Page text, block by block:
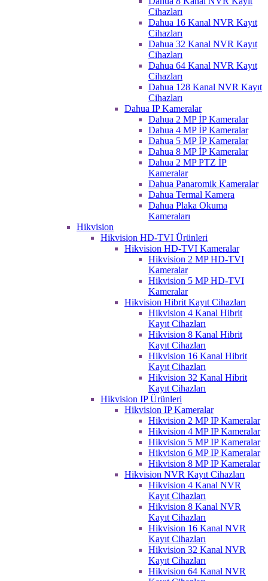
Cihazları
Dahua 16 Kanal NVR Kayıt
Cihazları
Dahua 32 Kanal NVR Kayıt
Cihazları
Dahua 64 Kanal NVR Kayıt
Cihazları
Dahua 128 Kanal NVR Kayıt
Cihazları
Dahua IP Kameralar
Dahua 2 MP İP Kameralar
Dahua 4 MP İP Kameralar
Dahua 5 MP İP Kameralar
Dahua 8 MP İP Kameralar
Dahua 2 MP PTZ İP
Kameralar
Dahua Panaromik Kameralar
Dahua Termal Kamera
Dahua Plaka Okuma
Kameraları
Hikvision
Hikvision HD-TVI Ürünleri
Hikvision HD-TVI Kameralar
Hikvision 2 MP HD-TVI
Kameralar
Hikvision 5 MP HD-TVI
Kameralar
Hikvision Hibrit Kayıt Cihazları
Hikvision 4 Kanal Hibrit
Kayıt Cihazları
Hikvision 8 Kanal Hibrit
Kayıt Cihazları
Hikvision 16 Kanal Hibrit
Kayıt Cihazları
Hikvision 32 Kanal Hibrit
Kayıt Cihazları
Hikvision IP Ürünleri
Hikvision IP Kameralar
Hikvision 2 MP IP Kameralar
Hikvision 4 MP IP Kameralar
Hikvision 5 MP IP Kameralar
Hikvision 6 MP IP Kameralar
Hikvision 8 MP IP Kameralar
Hikvision NVR Kayıt Cihazları
Hikvision 4 Kanal NVR
Kayıt Cihazları
Hikvision 8 Kanal NVR
Kayıt Cihazları
Hikvision 16 Kanal NVR
Kayıt Cihazları
Hikvision 32 Kanal NVR
Kayıt Cihazları
Hikvision 64 Kanal NVR